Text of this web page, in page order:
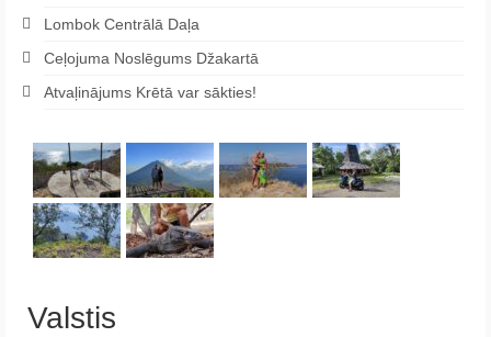
Lombok Centrālā Daļa
Ceļojuma Noslēgums Džakartā
Atvaļinājums Krētā var sākties!
Valstis